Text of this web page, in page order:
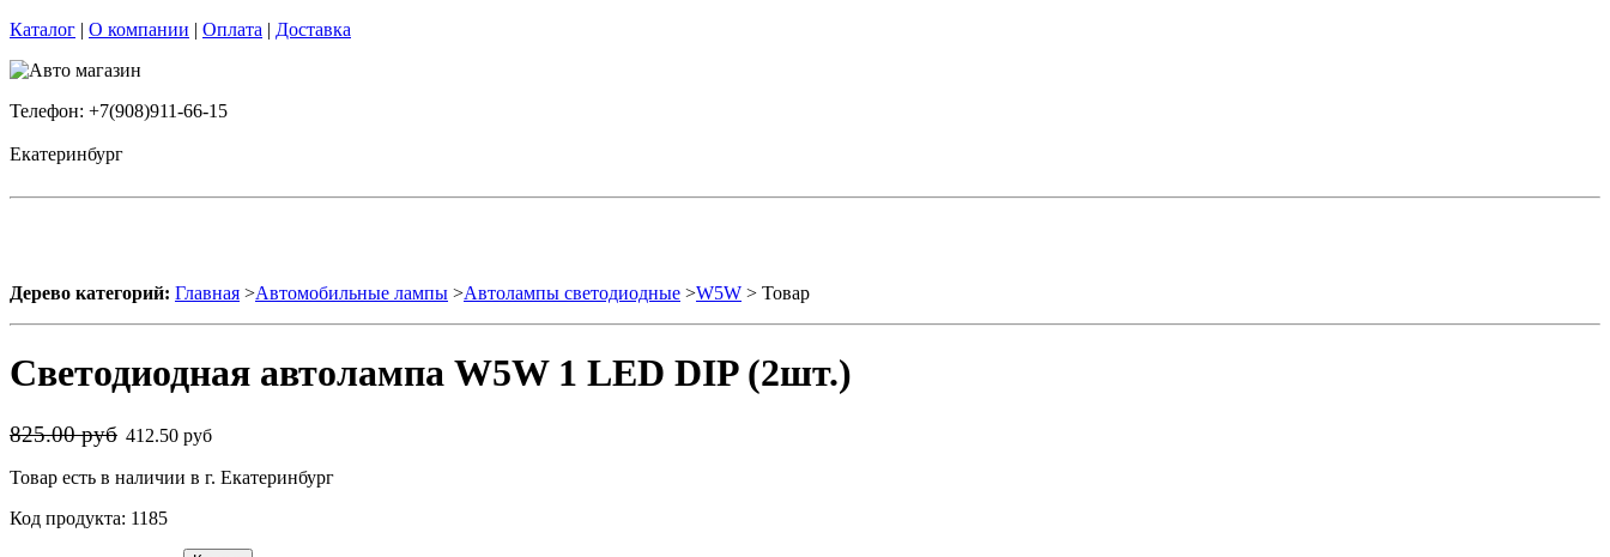
Каталог | О компании | Оплата | Доставка
Телефон: +7(908)911-66-15
Екатеринбург
Дерево категорий: Главная >Автомобильные лампы >Автолампы светодиодные >W5W > Товар
Светодиодная автолампа W5W 1 LED DIP (2шт.)
825.00 руб 412.50 руб
Товар есть в наличии в г. Екатеринбург
Код продукта: 1185